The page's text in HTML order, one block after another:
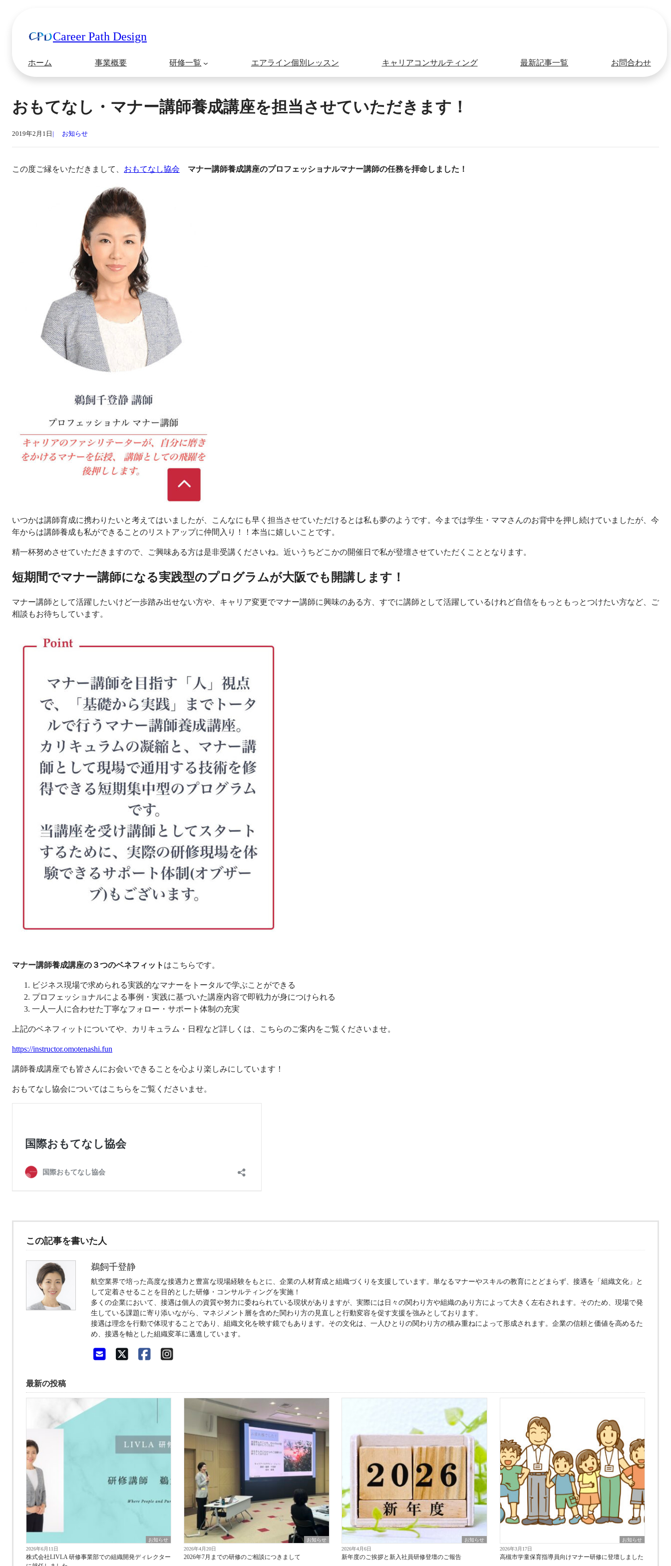
Career Path Design
ホーム 事業概要 研修一覧 エアライン個別レッスン キャリアコンサルティング 最新記事一覧 お問合わせ
おもてなし・マナー講師養成講座を担当させていただきます！
2019年2月1日 お知らせ
この度ご縁をいただきまして、 おもてなし協会 マナー講師養成講座のプロフェッショナルマナー講師の任務を拝命しました！
いつかは講師育成に携わりたいと考えてはいましたが、こんなにも早く担当させていただけるとは私も夢のようです。今までは学生・ママさんのお背中を押し続けていましたが、今
年からは講師養成も私ができることのリストアップに仲間入り！！本当に嬉しいことです。
精一杯努めさせていただきますので、ご興味ある方は是非受講くださいね。近いうちどこかの開催日で私が登壇させていただくこととなります。
短期間でマナー講師になる実践型のプログラムが大阪でも開講します！
マナー講師として活躍したいけど一歩踏み出せない方や、キャリア変更でマナー講師に興味のある方、すでに講師として活躍しているけれど自信をもっともっとつけたい方など、ご
相談もお待ちしています。
マナー講師養成講座の３つのベネフィット はこちらです。
ビジネス現場で求められる実践的なマナーをトータルで学ぶことができる
プロフェッショナルによる事例・実践に基づいた講座内容で即戦力が身につけられる
一人一人に合わせた丁寧なフォロー・サポート体制の充実
上記のベネフィットについてや、カリキュラム・日程など詳しくは、こちらのご案内をご覧くださいませ。
https://instructor.omotenashi.fun
講師養成講座でも皆さんにお会いできることを心より楽しみにしています！
おもてなし協会についてはこちらをご覧くださいませ。
この記事を書いた人
鵜飼千登静
航空業界で培った高度な接遇力と豊富な現場経験をもとに、企業の人材育成と組織づくりを支援しています。単なるマナーやスキルの教育にとどまらず、接遇を「組織文化」と
して定着させることを目的とした研修・コンサルティングを実施！
多くの企業において、接遇は個人の資質や努力に委ねられている現状がありますが、実際には日々の関わり方や組織のあり方によって大きく左右されます。そのため、現場で発
生している課題に寄り添いながら、マネジメント層を含めた関わり方の見直しと行動変容を促す支援を強みとしております。
接遇は理念を行動で体現することであり、組織文化を映す鏡でもあります。その文化は、一人ひとりの関わり方の積み重ねによって形成されます。企業の信頼と価値を高めるた
め、接遇を軸とした組織変革に邁進しています。
最新の投稿
お知らせ
2026年6月11日
株式会社LIVLA 研修事業部での組織開発ディレクター
お知らせ
2026年4月20日
2026年7月までの研修のご相談につきまして
お知らせ
2026年4月6日
新年度のご挨拶と新入社員研修登壇のご報告
お知らせ
2026年3月17日
高槻市学童保育指導員向けマナー研修に登壇しました